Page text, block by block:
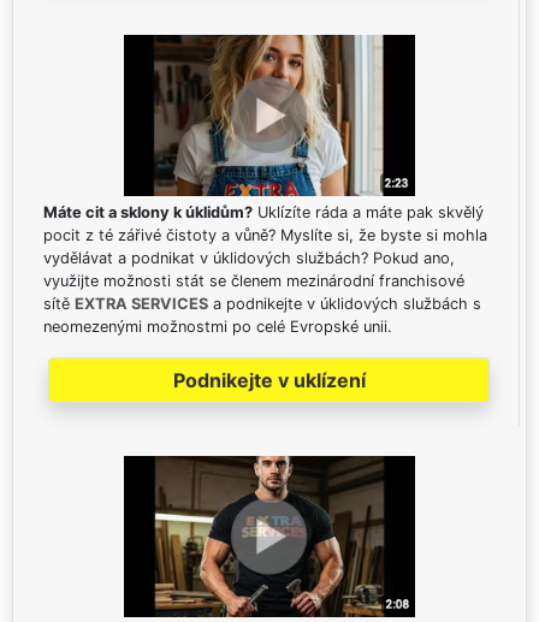
Máte cit a sklony k úklidům? Uklízíte ráda a máte pak skvělý
pocit z té zářivé čistoty a vůně? Myslíte si, že byste si mohla
vydělávat a podnikat v úklidových službách? Pokud ano,
využijte možnosti stát se členem mezinárodní franchisové
sítě EXTRA SERVICES a podnikejte v úklidových službách s
neomezenými možnostmi po celé Evropské unii.
Podnikejte v uklízení